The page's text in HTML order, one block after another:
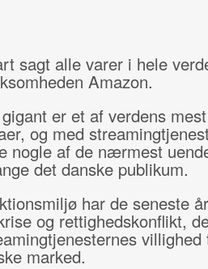
sagt alle varer i hele
Amazon.
er et af verdens mest
og med
nogle af de nærmest
det danske publikum.
har de seneste
og rettighedskonflikt,
marked.